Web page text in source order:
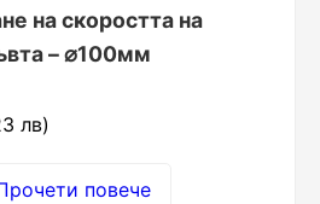
на скоростта на
– ⌀100мм
лв)
повече